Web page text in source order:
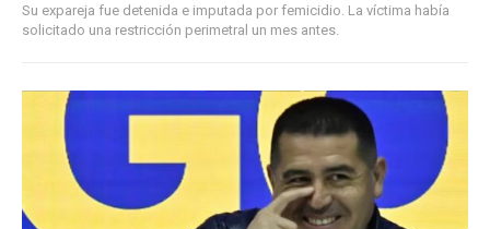
Su expareja fue detenida e imputada por femicidio. La víctima había
solicitado una restricción perimetral un mes antes.